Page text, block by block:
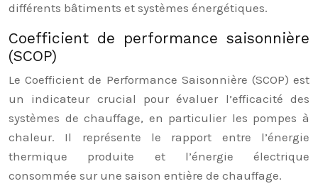
différents bâtiments et systèmes énergétiques.
Coefficient de performance saisonnière
(SCOP)
Le Coefficient de Performance Saisonnière (SCOP) est
un indicateur crucial pour évaluer l’efficacité des
systèmes de chauffage, en particulier les pompes à
chaleur. Il représente le rapport entre l’énergie
thermique produite et l’énergie électrique
consommée sur une saison entière de chauffage.